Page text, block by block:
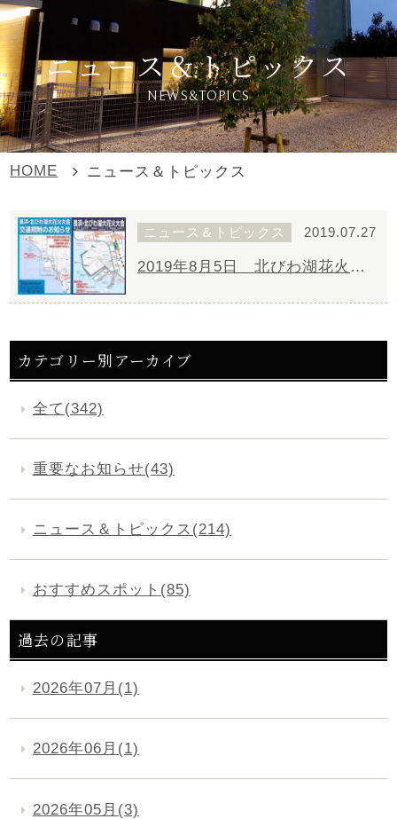
ニュース＆トピックス
NEWS&TOPICS
HOME ニュース＆トピックス
ニュース＆トピックス 2019.07.27
2019年8月5日 北びわ湖花火大会のお知らせ
カテゴリー別アーカイブ
全て(342)
重要なお知らせ(43)
ニュース＆トピックス(214)
おすすめスポット(85)
過去の記事
2026年07月(1)
2026年06月(1)
2026年05月(3)